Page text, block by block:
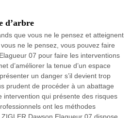
d’arbre
que vous ne le pensez et atteignent
ne le pensez, vous pouvez faire
07 pour faire les interventions
d’améliorer la tenue d’un espace
un danger s’il devient trop
prudent de procéder à un abattage
intervention qui présente des risques
ont les méthodes